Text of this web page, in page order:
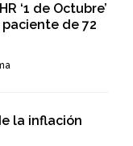
‘1 de Octubre’
de 72
la inflación